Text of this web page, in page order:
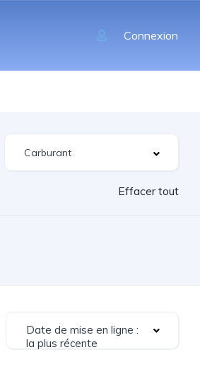
Connexion
Effacer tout
Date de mise en ligne :
la plus récente